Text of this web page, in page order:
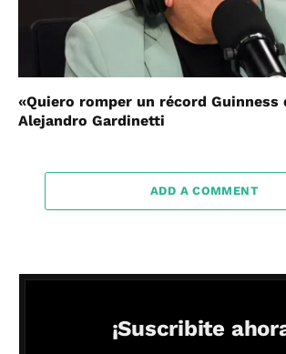
«Quiero romper un récord Guinness
Alejandro Gardinetti
ADD A COMMENT
¡Suscribite